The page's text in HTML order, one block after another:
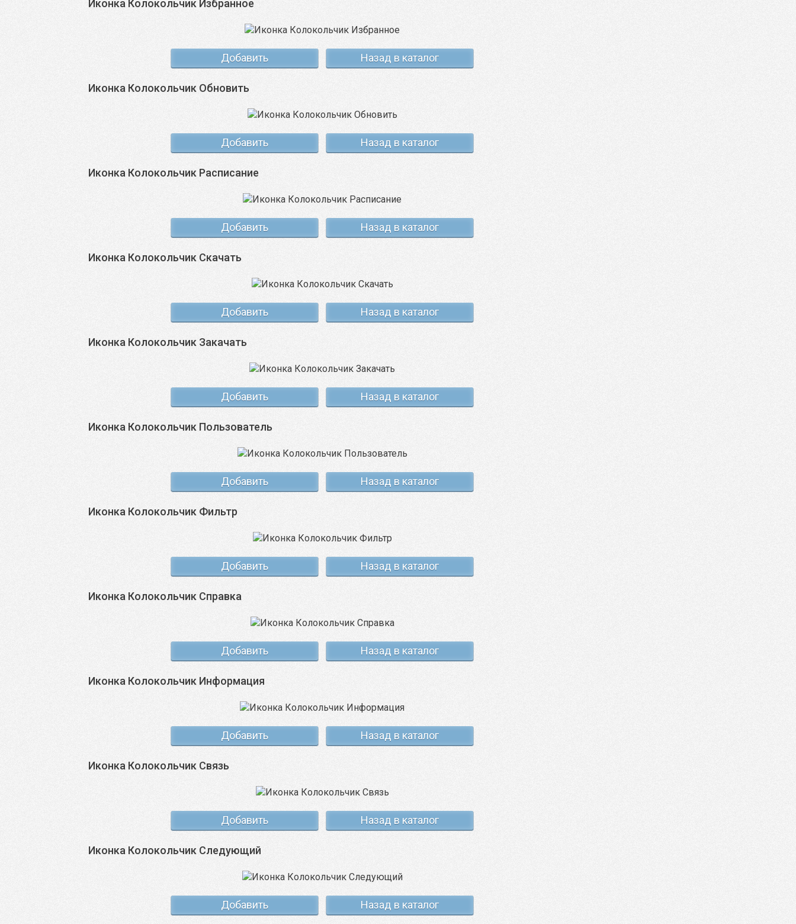
Иконка Колокольчик Избранное
Добавить Назад в каталог
Иконка Колокольчик Обновить
Добавить Назад в каталог
Иконка Колокольчик Расписание
Добавить Назад в каталог
Иконка Колокольчик Скачать
Добавить Назад в каталог
Иконка Колокольчик Закачать
Добавить Назад в каталог
Иконка Колокольчик Пользователь
Добавить Назад в каталог
Иконка Колокольчик Фильтр
Добавить Назад в каталог
Иконка Колокольчик Справка
Добавить Назад в каталог
Иконка Колокольчик Информация
Добавить Назад в каталог
Иконка Колокольчик Связь
Добавить Назад в каталог
Иконка Колокольчик Следующий
Добавить Назад в каталог